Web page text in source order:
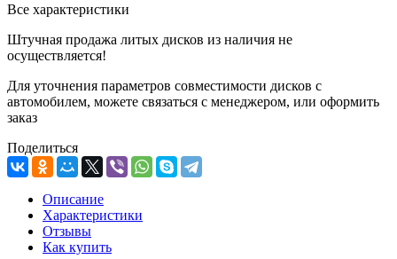
Все характеристики
Штучная продажа литых дисков из наличия не
осуществляется!
Для уточнения параметров совместимости дисков с
автомобилем, можете связаться с менеджером, или оформить
заказ
Поделиться
Описание
Характеристики
Отзывы
Как купить